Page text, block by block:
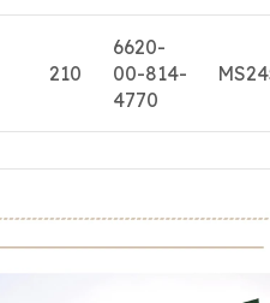
210
6620-
00-814-
4770